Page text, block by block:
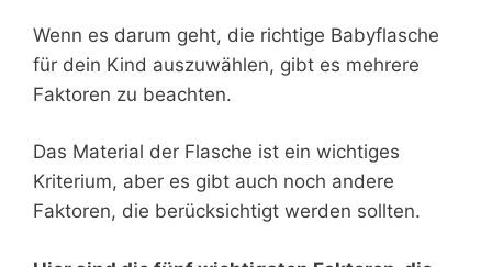
Wenn es darum geht, die richtige Babyflasche
für dein Kind auszuwählen, gibt es mehrere
Faktoren zu beachten.
Das Material der Flasche ist ein wichtiges
Kriterium, aber es gibt auch noch andere
Faktoren, die berücksichtigt werden sollten.